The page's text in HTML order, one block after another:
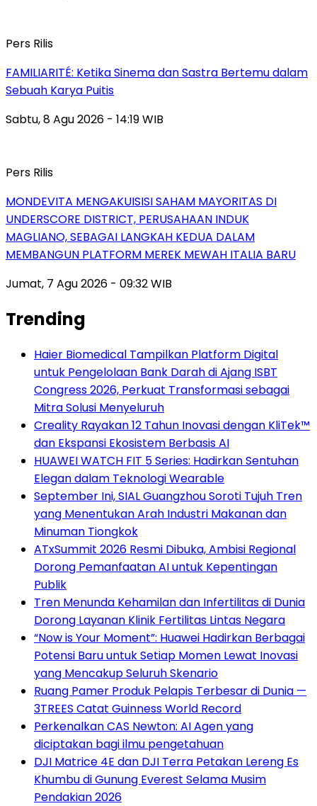
Pers Rilis
FAMILIARITÉ: Ketika Sinema dan Sastra Bertemu dalam
Sebuah Karya Puitis
Sabtu, 8 Agu 2026 - 14:19 WIB
Pers Rilis
MONDEVITA MENGAKUISISI SAHAM MAYORITAS DI
UNDERSCORE DISTRICT, PERUSAHAAN INDUK
MAGLIANO, SEBAGAI LANGKAH KEDUA DALAM
MEMBANGUN PLATFORM MEREK MEWAH ITALIA BARU
Jumat, 7 Agu 2026 - 09:32 WIB
Trending
Haier Biomedical Tampilkan Platform Digital
untuk Pengelolaan Bank Darah di Ajang ISBT
Congress 2026, Perkuat Transformasi sebagai
Mitra Solusi Menyeluruh
Creality Rayakan 12 Tahun Inovasi dengan KliTek™
dan Ekspansi Ekosistem Berbasis AI
HUAWEI WATCH FIT 5 Series: Hadirkan Sentuhan
Elegan dalam Teknologi Wearable
September Ini, SIAL Guangzhou Soroti Tujuh Tren
yang Menentukan Arah Industri Makanan dan
Minuman Tiongkok
ATxSummit 2026 Resmi Dibuka, Ambisi Regional
Dorong Pemanfaatan AI untuk Kepentingan
Publik
Tren Menunda Kehamilan dan Infertilitas di Dunia
Dorong Layanan Klinik Fertilitas Lintas Negara
“Now is Your Moment”: Huawei Hadirkan Berbagai
Potensi Baru untuk Setiap Momen Lewat Inovasi
yang Mencakup Seluruh Skenario
Ruang Pamer Produk Pelapis Terbesar di Dunia —
3TREES Catat Guinness World Record
Perkenalkan CAS Newton: AI Agen yang
diciptakan bagi ilmu pengetahuan
DJI Matrice 4E dan DJI Terra Petakan Lereng Es
Khumbu di Gunung Everest Selama Musim
Pendakian 2026